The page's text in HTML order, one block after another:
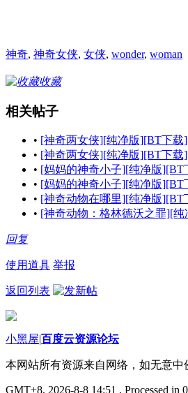
神奇, 神奇女侠, 女侠, wonder, woman
收藏
相关帖子
• [神奇两女侠][纯净版][BT下载
• [神奇两女侠][纯净版][BT下载
• [妈妈的神奇小子][纯净版][BT
• [妈妈的神奇小子][纯净版][BT
• [神奇动物在哪里][纯净版
• [神奇动物：格林德沃之罪][
回复
使用道具 举报
返回列表
小黑屋|百度云资源论坛
本网站所有资源来自网络，如无意
GMT+8, 2026-8-8 14:51 , Processed in